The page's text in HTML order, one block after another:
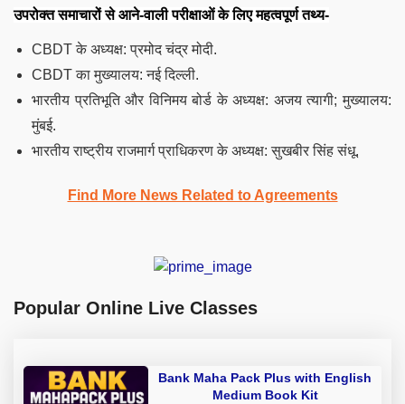
उपरोक्त समाचारों से आने-वाली परीक्षाओं के लिए महत्वपूर्ण तथ्य-
CBDT के अध्यक्ष: प्रमोद चंद्र मोदी.
CBDT का मुख्यालय: नई दिल्ली.
भारतीय प्रतिभूति और विनिमय बोर्ड के अध्यक्ष: अजय त्यागी; मुख्यालय:
मुंबई.
भारतीय राष्ट्रीय राजमार्ग प्राधिकरण के अध्यक्ष: सुखबीर सिंह संधू.
Find More News Related to Agreements
Popular Online Live Classes
Bank Maha Pack Plus with English
Medium Book Kit